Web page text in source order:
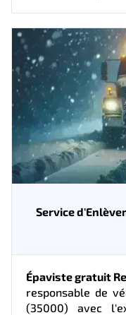
Service
Épaviste gratuit
responsable de
(35000) avec